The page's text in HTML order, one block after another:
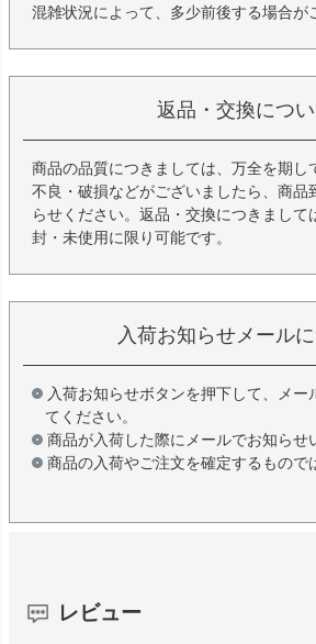
混雑状況によって、多少前後する場合が
返品・交換につ
商品の品質につきましては、万全を期し
不良・破損などがございましたら、商品
らせください。返品・交換につきまして
封・未使用に限り可能です。
入荷お知らせメール
入荷お知らせボタンを押下して、メー
てください。
商品が入荷した際にメールでお知らせ
商品の入荷やご注文を確定するもので
レビュー